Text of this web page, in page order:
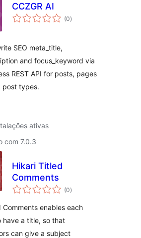
CCZGR AI
(0avaliações
totais
)
SEO meta_title,
and focus_keyword via
REST API for posts, pages
post types.
ativas
com 7.0.3
Hikari Titled
Comments
(0avaliações
totais
)
Comments enables each
have a title, so that
can give a subject